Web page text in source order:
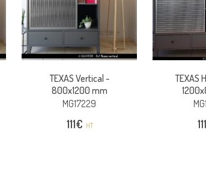
TEXAS Vertical -
800x1200 mm
MG17229
111€ HT
TEXAS
111